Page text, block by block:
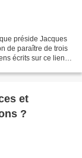
préside Jacques
de paraître de trois
écrits sur ce lien :
et
?